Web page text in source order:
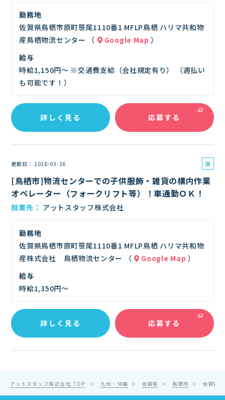
勤務地
佐賀県鳥栖市原町笹尾1110番1 MFLP鳥栖 ハリマ共和物
産鳥栖物流センター （
Google Map ）
給与
時給1,150円～ ※交通費支給（会社規定有り） （週払い
も可能です！）
詳しく見る 応募する
更新日 2026-03-16
派
社
[鳥栖市]物流センターでの子供服飾・雑貨の構内作業
オペレーター（フォークリフト等）！車通勤ＯＫ！
就業先 アットスタッフ株式会社
勤務地
佐賀県鳥栖市原町笹尾1110番1 MFLP鳥栖 ハリマ共和物
産株式会社 鳥栖物流センター （
Google Map ）
給与
時給1,350円～
詳しく見る 応募する
アットスタッフ株式会社 TOP 九州・沖縄 佐賀県 鳥栖市 佐賀県